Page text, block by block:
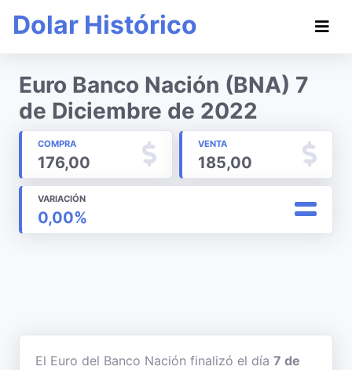
Dolar Histórico
Euro Banco Nación (BNA) 7
de Diciembre de 2022
COMPRA
176,00
VENTA
185,00
VARIACIÓN
0,00%
El Euro del Banco Nación finalizó el día 7 de